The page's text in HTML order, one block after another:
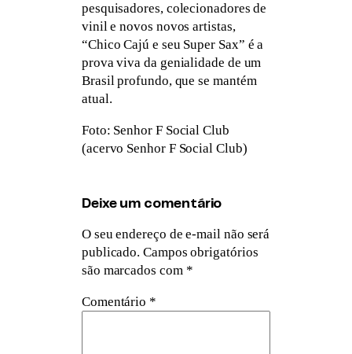
pesquisadores, colecionadores de
vinil e novos novos artistas,
“Chico Cajú e seu Super Sax” é a
prova viva da genialidade de um
Brasil profundo, que se mantém
atual.
Foto: Senhor F Social Club
(acervo Senhor F Social Club)
Deixe um comentário
O seu endereço de e-mail não será
publicado. Campos obrigatórios
são marcados com *
Comentário *